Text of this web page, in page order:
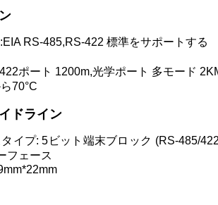
RS-485,RS-422 標準をサポートする
ポート 1200m,光学ポート 多モード
70°C
ドライン
イプ: 5ビット端末ブロック (RS-485/
フェース